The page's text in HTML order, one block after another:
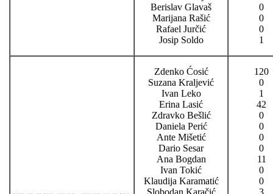
Berislav Glavaš
Marijana Rašić
Rafael Jurčić
Josip Soldo
0
0
0
1
Zdenko Ćosić
Suzana Kraljević
Ivan Leko
Erina Lasić
Zdravko Bešlić
Daniela Perić
Ante Mišetić
Dario Sesar
Ana Bogdan
Ivan Tokić
Klaudija Karamatić
Slobodan Karačić
120
0
1
42
0
0
0
0
11
0
0
3